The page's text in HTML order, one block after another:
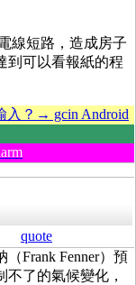
線短路，造成房子
到可以看報紙的程
入？→ gcin Android
quote
Frank Fenner）預
了的氣候變化，